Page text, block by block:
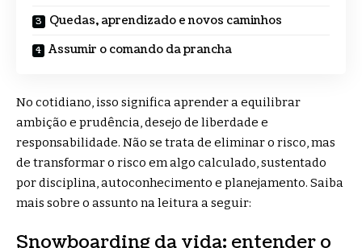
Quedas, aprendizado e novos caminhos
Assumir o comando da prancha
No cotidiano, isso significa aprender a equilibrar
ambição e prudência, desejo de liberdade e
responsabilidade. Não se trata de eliminar o risco, mas
de transformar o risco em algo calculado, sustentado
por disciplina, autoconhecimento e planejamento. Saiba
mais sobre o assunto na leitura a seguir:
Snowboarding da vida: entender o